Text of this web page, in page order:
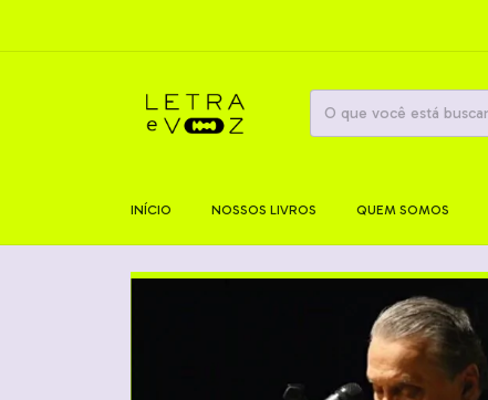
INÍCIO NOSSOS LIVROS QUEM SOMOS